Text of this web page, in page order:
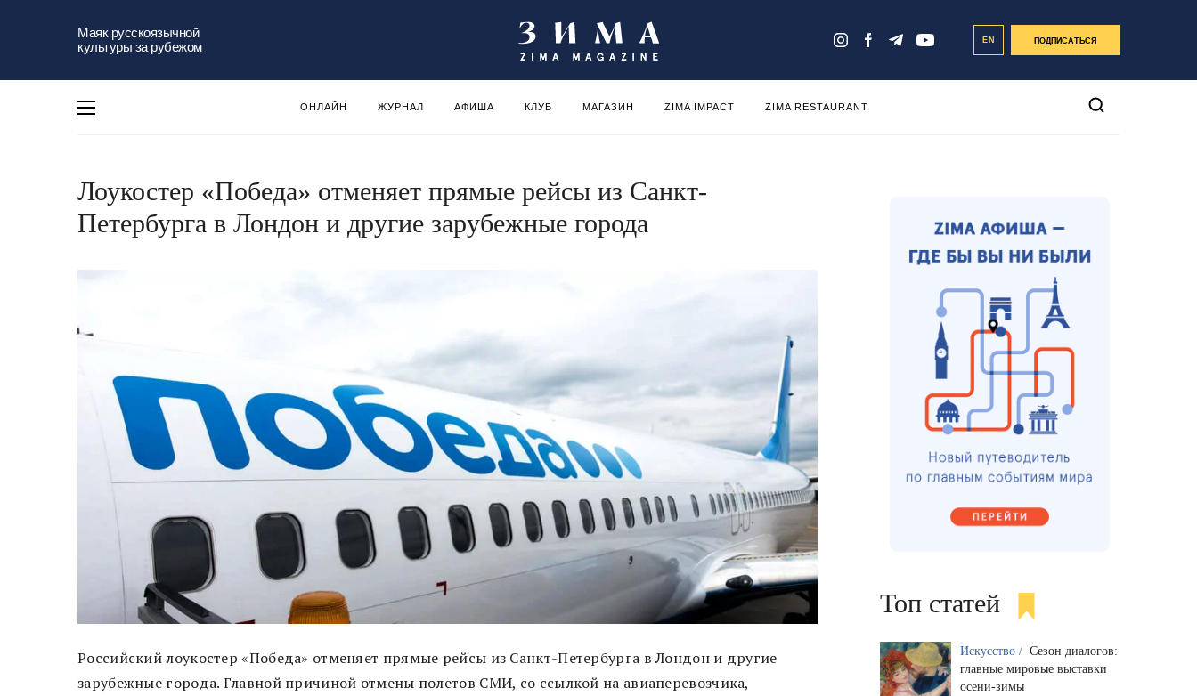
Маяк русскоязычной
культуры за рубежом
EN ПОДПИСАТЬСЯ
ОНЛАЙН ЖУРНАЛ АФИША КЛУБ МАГАЗИН ZIMA IMPACT ZIMA RESTAURANT
Лоукостер «Победа» отменяет прямые рейсы из Санкт-
Петербурга в Лондон и другие зарубежные города
Российский лоукостер «Победа» отменяет прямые рейсы из Санкт-Петербурга в Лондон и другие
зарубежные города. Главной причиной отмены полетов СМИ, со ссылкой на авиаперевозчика,
Топ статей
Искусство / Сезон диалогов:
главные мировые выставки
осени-зимы